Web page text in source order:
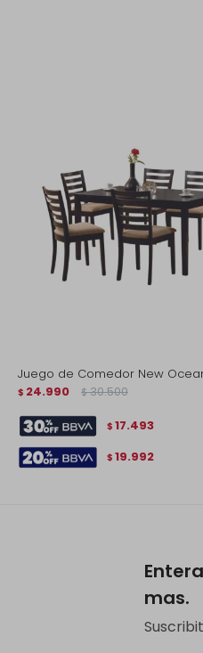
Juego de Comedor New
$ 24.990 $ 30.500
$ 17.493
$ 19.992
mas.